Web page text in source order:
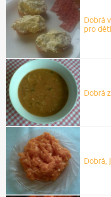
Dobrá
pro děti
Dobrá
Dobrá,